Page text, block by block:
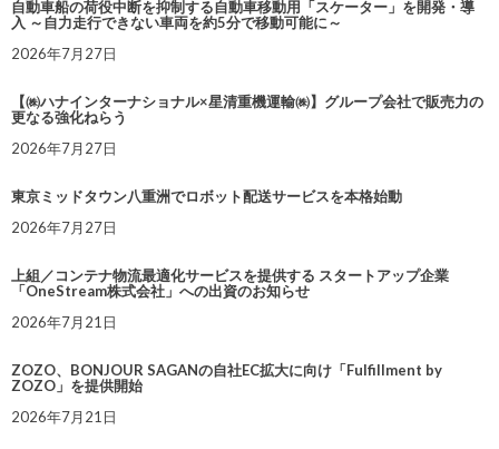
自動車船の荷役中断を抑制する自動車移動用「スケーター」を開発・導
入 ～自力走行できない車両を約5分で移動可能に～
2026年7月27日
【㈱ハナインターナショナル×星清重機運輸㈱】グループ会社で販売力の
更なる強化ねらう
2026年7月27日
東京ミッドタウン八重洲でロボット配送サービスを本格始動
2026年7月27日
上組／コンテナ物流最適化サービスを提供する スタートアップ企業
「OneStream株式会社」への出資のお知らせ
2026年7月21日
ZOZO、BONJOUR SAGANの自社EC拡大に向け「Fulfillment by
ZOZO」を提供開始
2026年7月21日